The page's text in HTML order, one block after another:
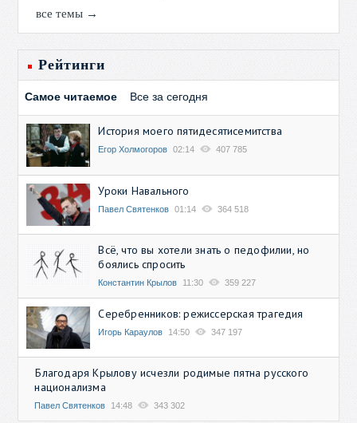
все темы →
Рейтинги
Самое читаемое Все за сегодня
История моего пятидесятисемитства
Егор Холмогоров 02:14 407 785
Уроки Навального
Павел Святенков 01:14 364 518
Всё, что вы хотели знать о педофилии, но
боялись спросить
Константин Крылов 11:30 359 227
Серебренников: режиссерская трагедия
Игорь Караулов 14:50 347 197
Благодаря Крылову исчезли родимые пятна русского
национализма
Павел Святенков 14:48 343 302